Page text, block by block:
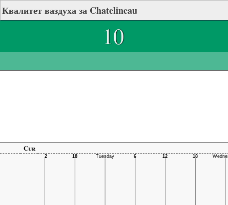
Квалитет ваздуха за Chatelineau
10
Cur